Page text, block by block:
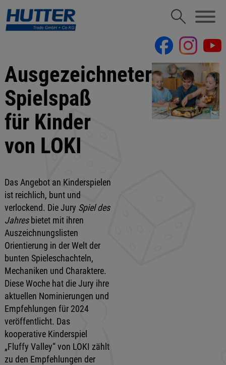
Ausgezeichneter
Spielspaß
für Kinder
von LOKI
Das Angebot an Kinderspielen
ist reichlich, bunt und
verlockend. Die Jury Spiel des
Jahresbietet mit ihren
Auszeichnungslisten
Orientierung in der Welt der
bunten Spieleschachteln,
Mechaniken und Charaktere.
Diese Woche hat die Jury ihre
aktuellen Nominierungen und
Empfehlungen für 2024
veröffentlicht. Das
kooperative Kinderspiel
„Fluffy Valley“ von LOKI zählt
zu den Empfehlungen der